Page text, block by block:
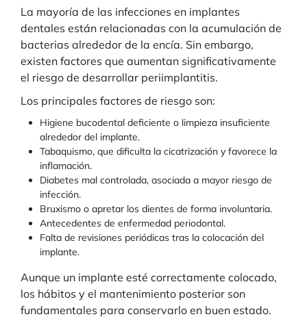
La mayoría de las infecciones en implantes
dentales están relacionadas con la acumulación de
bacterias alrededor de la encía. Sin embargo,
existen factores que aumentan significativamente
el riesgo de desarrollar periimplantitis.
Los principales factores de riesgo son:
Higiene bucodental deficiente o limpieza insuficiente
alrededor del implante.
Tabaquismo, que dificulta la cicatrización y favorece la
inflamación.
Diabetes mal controlada, asociada a mayor riesgo de
infección.
Bruxismo o apretar los dientes de forma involuntaria.
Antecedentes de enfermedad periodontal.
Falta de revisiones periódicas tras la colocación del
implante.
Aunque un implante esté correctamente colocado,
los hábitos y el mantenimiento posterior son
fundamentales para conservarlo en buen estado.